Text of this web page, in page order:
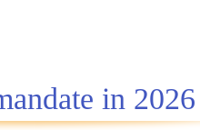
in 2026